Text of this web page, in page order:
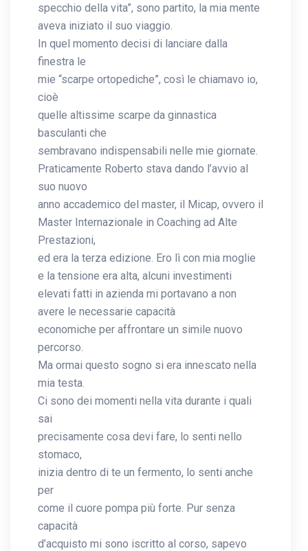
specchio della vita”, sono partito, la mia mente
aveva iniziato il suo viaggio.
In quel momento decisi di lanciare dalla
finestra le
mie “scarpe ortopediche”, così le chiamavo io,
cioè
quelle altissime scarpe da ginnastica
basculanti che
sembravano indispensabili nelle mie giornate.
Praticamente Roberto stava dando l’avvio al
suo nuovo
anno accademico del master, il Micap, ovvero il
Master Internazionale in Coaching ad Alte
Prestazioni,
ed era la terza edizione. Ero lì con mia moglie
e la tensione era alta, alcuni investimenti
elevati fatti in azienda mi portavano a non
avere le necessarie capacità
economiche per affrontare un simile nuovo
percorso.
Ma ormai questo sogno si era innescato nella
mia testa.
Ci sono dei momenti nella vita durante i quali
sai
precisamente cosa devi fare, lo senti nello
stomaco,
inizia dentro di te un fermento, lo senti anche
per
come il cuore pompa più forte. Pur senza
capacità
d’acquisto mi sono iscritto al corso, sapevo